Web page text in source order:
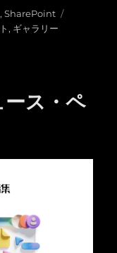
,SharePoint
, ギャラリー
ス・ペ